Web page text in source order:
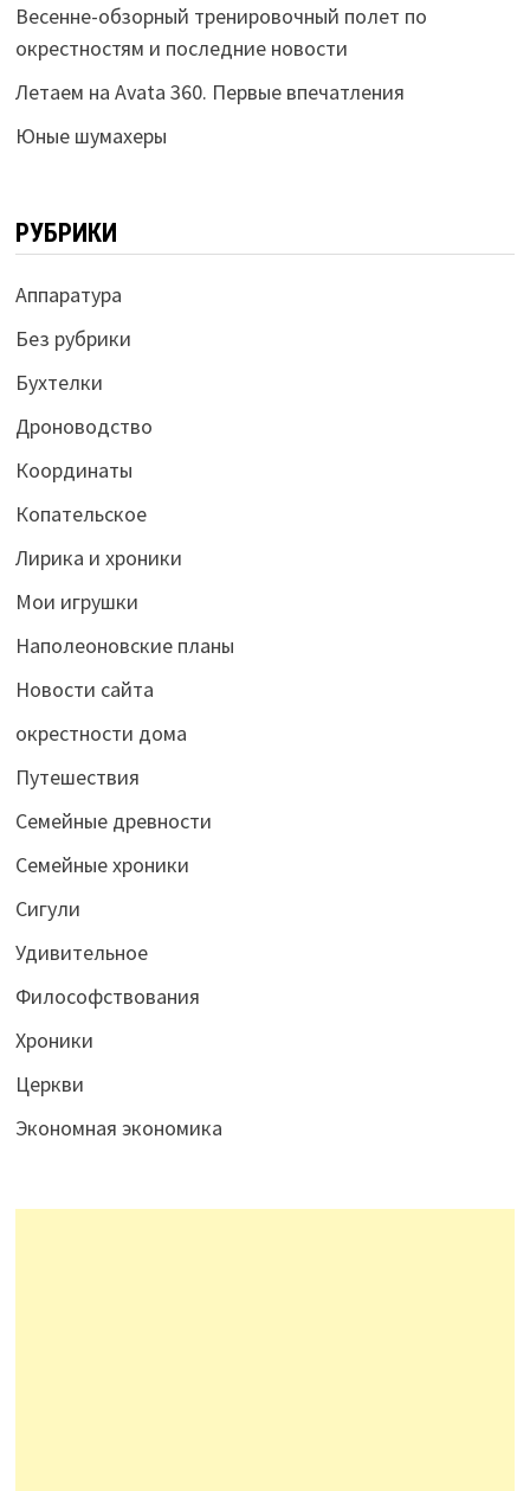
Весенне-обзорный тренировочный полет по
окрестностям и последние новости
Летаем на Avata 360. Первые впечатления
Юные шумахеры
РУБРИКИ
Аппаратура
Без рубрики
Бухтелки
Дроноводство
Координаты
Копательское
Лирика и хроники
Мои игрушки
Наполеоновские планы
Новости сайта
окрестности дома
Путешествия
Семейные древности
Семейные хроники
Сигули
Удивительное
Философствования
Хроники
Церкви
Экономная экономика